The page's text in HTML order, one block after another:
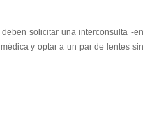
solicitar una interconsulta -en
y optar a un par de lentes sin